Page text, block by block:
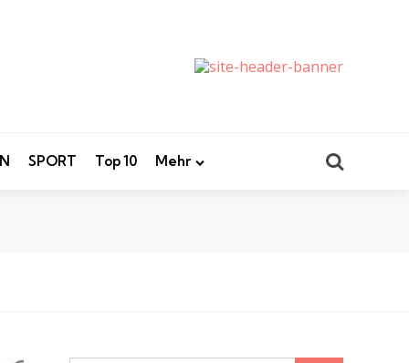
SPORT Top 10 Mehr